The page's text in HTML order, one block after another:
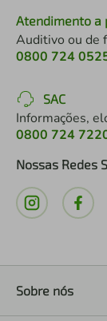
Atendimento a
Auditivo ou de
0800 724
SAC
Informações,
0800 724
Nossas Redes
Sobre nós